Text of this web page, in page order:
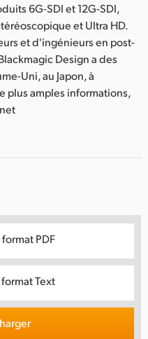
6G-SDI et 12G-SDI,
et Ultra HD.
et d'ingénieurs en post-
Design a des
Uni, au Japon, à
plus amples informations,
PDF
Text